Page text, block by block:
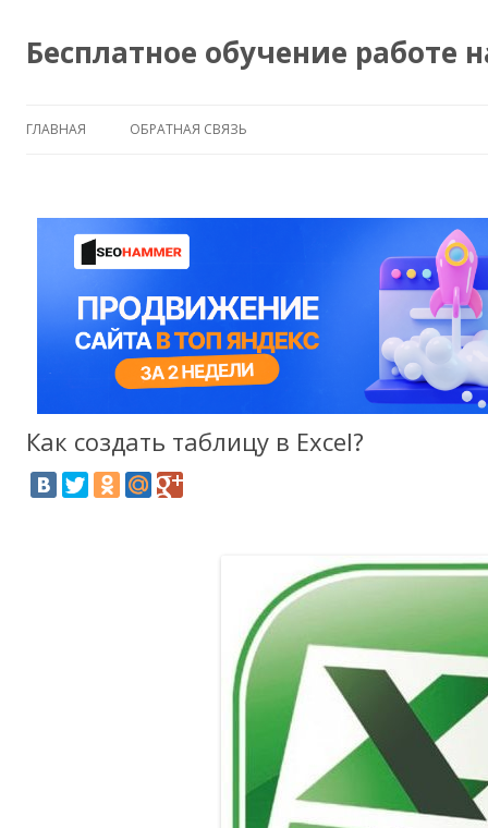
Бесплатное обучение работе
ГЛАВНАЯ ОБРАТНАЯ СВЯЗЬ
Как создать таблицу в Excel?